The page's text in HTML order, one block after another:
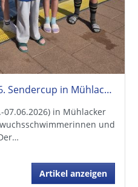
Tolle Leistungen beim 16. Sendercup in Mühlacker
07.06.2026) in Mühlacker
und
Artikel anzeigen